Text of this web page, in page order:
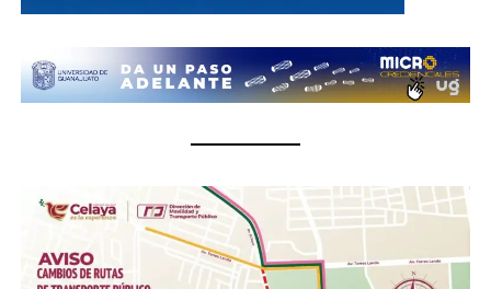
donaciones podrán entregarse del 1 al 10 de julio, en un
¿Qué se puede donar?
Insumos de limpieza.- Aromatizante, detergente,
cloro, desinfectantes, escobas, trapeadores,
cubetas, jergas.